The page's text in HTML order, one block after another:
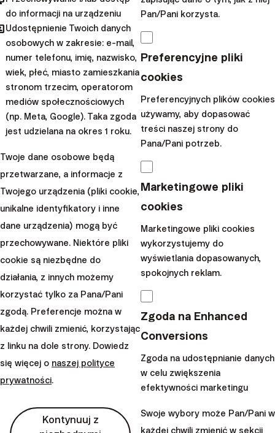
korzystnych kosztów pozyskania klienta, czyli
działania marketingowe i sprzedażowe na Słowacji,
w
Polsce
i Chorwacji.
Ekspansja na nowe rynki pod marką Finax
uruchomienie cyfrowych usług zarządzania
majątkiem najpierw w Rumunii, a następnie w
Bułgarii.
Rozwój technologiczny – szeroki zakres prac
nad rozwiązaniami informatycznymi dla klientów
bezpośrednich oraz podmiotów zewnętrznych
(Investment-as-a-Service, rozwiązania white-
label dla pośredników, Pension-as-a-Service).
Rozszerzenie oferty Europejskiej Emerytury
na kolejne kraje UE
– stopniowe otwieranie
nowych rynków w Europie Zachodniej bez
konieczności silnej lokalizacji usług.
Wzmocnienie struktury kapitałowej– Finax
znacząco zwiększył kapitał własny, tym samym
poprawiając swoją stabilność finansową.
Jednocześnie stworzyliśmy przestrzeń do wykorzystania
potencjalnych okazji akwizycyjnych. Część środków
zostanie przeznaczona na wypłatę dla
dotychczasowych akcjonariuszy, którzy nabyli akcje w
opartego na akcjach.
do informacji na urządzeniu
Udostępnienie Twoich danych
osobowych w zakresie: e-mail,
numer telefonu, imię, nazwisko,
wiek, płeć, miasto zamieszkania
stronom trzecim, operatorom
mediów społecznościowych
(np. Meta, Google). Taka zgoda
jest udzielana na okres 1 roku.
Twoje dane osobowe będą
przetwarzane, a informacje z
Twojego urządzenia (pliki cookie,
unikalne identyfikatory i inne
dane urządzenia) mogą być
przechowywane. Niektóre pliki
cookie są niezbędne do
działania, z innych możemy
korzystać tylko za Pana/Pani
zgodą. Preferencje można w
każdej chwili zmienić, korzystając
z linku na dole strony. Dowiedz
się więcej o naszej polityce
prywatności.
Kontynuuj z
Pan/Pani korzysta.
Preferencyjne pliki
cookies
Preferencyjnych plików cookies
używamy, aby dopasować
treści naszej strony do
Pana/Pani potrzeb.
Marketingowe pliki
cookies
Marketingowe pliki cookies
wykorzystujemy do
wyświetlania dopasowanych,
spokojnych reklam.
Zgoda na Enhanced
Conversions
Zgoda na udostępnianie danych
w celu zwiększenia
efektywności marketingu
Swoje wybory może Pan/Pani w
każdej chwili zmienić w sekcji